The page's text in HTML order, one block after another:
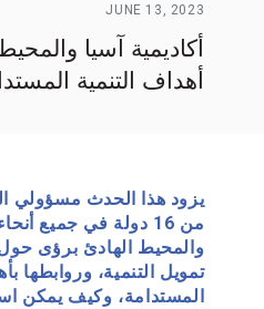
JUNE 13, 2023
أكاديمية آسيا
أهداف التنمية
يزود هذا الحدث مسؤولي
من 16 دولة في جميع
والمحيط الهادئ برؤى
تمويل التنمية، وروابطها
المستدامة، وكيف يمكن